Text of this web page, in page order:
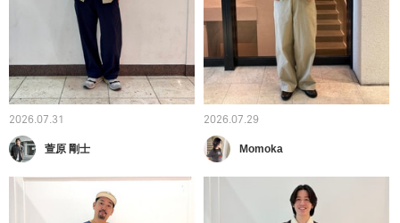
2026.07.31
萱原 剛士
2026.07.29
Momoka